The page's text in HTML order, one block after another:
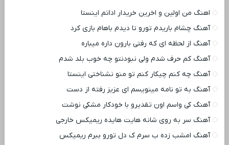
اهنگ من اولین و اخرین خریدار اداتم اینستا
آهنگ چشام باریدم تورو تا دیدم باهام بازی کرد
آهنگ از لحظه ای که رفتی بارون داره میباره
آهنگ کم حرف شدم ولی نبودنتو چه خوب بلد شدم
آهنگ چه کنم چیکار کنم تو منو نشناختی اینستا
آهنگ به تو نامه مینویسم ای عزیز رفته از دست
آهنگ کی واسم اون تقدیرو با خودکار مشکی نوشت
آهنگ سر به روی شانه هایت هایده ریمیکس خارجی
آهنگ امشب زده ب سرم ک دل تورو ببرم ریمیکس